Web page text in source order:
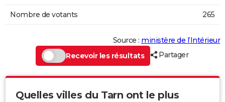
Nombre de votants 265
Source : ministère de l’Intérieur
Recevoir les résultats
Partager
Quelles villes du Tarn ont le plus